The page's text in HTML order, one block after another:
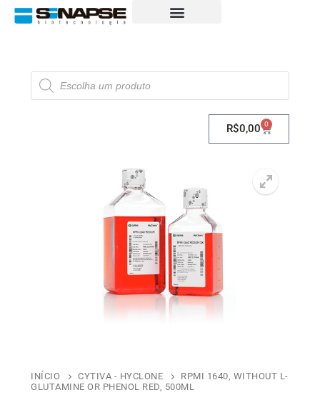
R$0,00 0
INÍCIO CYTIVA - HYCLONE
RPMI 1640, WITHOUT L-
GLUTAMINE OR PHENOL RED, 500ML